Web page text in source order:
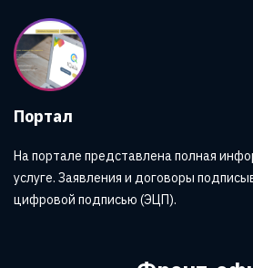
Портал
На портале представлена полная
услуге. Заявления и договоры
цифровой подписью (ЭЦП).